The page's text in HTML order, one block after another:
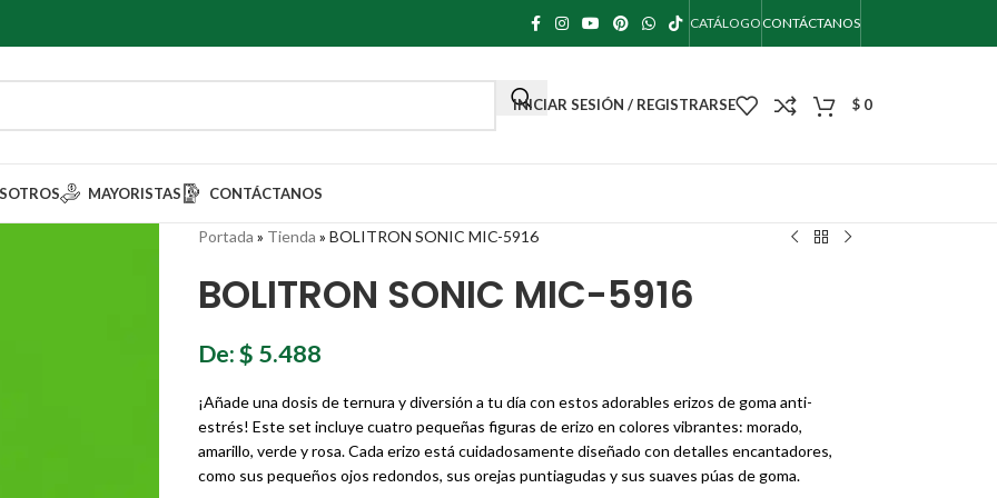
CATÁLOGO CONTÁCTANOS
INICIAR SESIÓN / REGISTRARSE $ 0
MAYORISTAS CONTÁCTANOS
Portada » Tienda » BOLITRON SONIC MIC-5916
BOLITRON SONIC MIC-5916
De:$ 5.488
¡Añade una dosis de ternura y diversión a tu día con estos adorables erizos de goma anti-
estrés! Este set incluye cuatro pequeñas figuras de erizo en colores vibrantes: morado,
amarillo, verde y rosa. Cada erizo está cuidadosamente diseñado con detalles encantadores,
como sus pequeños ojos redondos, sus orejas puntiagudas y sus suaves púas de goma.